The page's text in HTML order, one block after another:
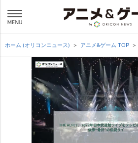
ホーム (オリコンニュース) アニメ&ゲーム TOP